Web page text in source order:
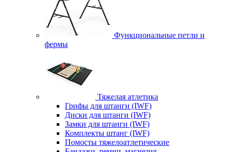
Функциональные петли и
фермы
Тяжелая атлетика
Грифы для штанги (IWF)
Диски для штанги (IWF)
Замки для штанги (IWF)
Комплекты штанг (IWF)
Помосты тяжелоатлетические